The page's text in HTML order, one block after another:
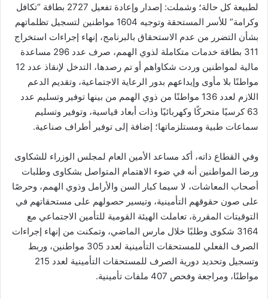
لطبيعة كل حالة؛ وشملت: إصدار وإعادة تفعيل 2727 بطاقة “تكافل
وكرامة” للأسر المستحقة وتوجيه 1604 مواطنين لتسجيل تظلماتهم
بشأن التضرر من عدم الاستحقاق بالبرنامج، إنهاء إجراءات استخراج
311 بطاقة خدمات متكاملة لذوي الهمم، صرف عدد 296 مساعدة
مالية لمواطنين وردت شكاواهم أو تم رصدها، التدخل لإنقاذ عدد 12
مواطنًا بلا مأوى وإيداعهم بدور الرعاية الاجتماعية، وتقديم الدعم
اللازم لعدد 136 مواطنًا من ذوي الهمم من بينها توفير وتسليم عدد
63 كرسيًا متحركًا وكهربائيًا وذات أبعاد قياسية، وتوفير وتسليم
سماعات طبية ومستلزماتها؛ إضافة إلى توفير أطراف صناعية.
وفي القطاع ذاته، أكد مساعد الأمين العام لمجلس الوزراء للشكاوى
ورضا المواطنين أنه في ضوء الاهتمام المتواصل بشكاوى وطلبات
أصحاب المعاشات، لا سيما كبار السن والأرامل وذوي الهمم، وحرصًا
على صون حقوقهم التأمينية، وتيسير حصولهم على مستحقاتهم في
التوقيتات المقررة، تعاملت الهيئة القومية للتأمين الاجتماعي مع
3164 شكوى وطلبًا خلال مارس الماضي، وتمكنت من إنهاء إجراءات
الصرف الفعلي للمستحقات التأمينية لعدد 305 مواطنين، وربط
وتسجيل وتحديد دورية الصرف للمستحقات التأمينية لعدد 215
مواطنًا، ومراجعة وفحص 407 ملفات تأمينية.